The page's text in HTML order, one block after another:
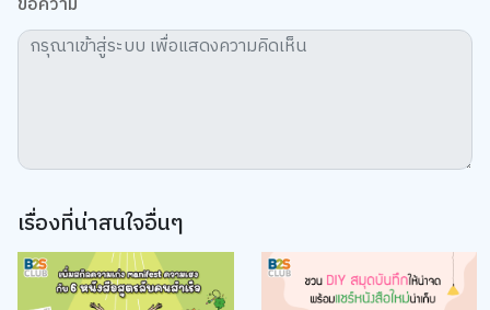
เรื่องที่น่าสนใจอื่นๆ
เราใช้คุกกี้เพื่อเพิ่มประสบการณ์ที่ดีในการใช้เว็บไซต์ แสดงเนื้อหาและโฆษณาให้
ตรงกับความสนใจ รวมถึงเพื่อวิเคราะห์การเข้าใช้งานเว็บไซต์และทำความเข้าใจ
ว่าผู้ใช้งานมาจากที่ใด คุณสามารถเลือกตั้งค่าความยินยอมการใช้คุกกี้ได้ โดย
การตั้งค่าคุกกี้